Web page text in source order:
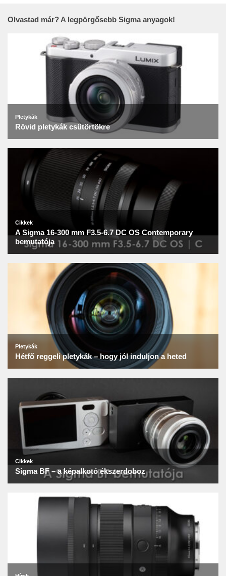
Olvastad már? A legpörgősebb Sigma anyagok!